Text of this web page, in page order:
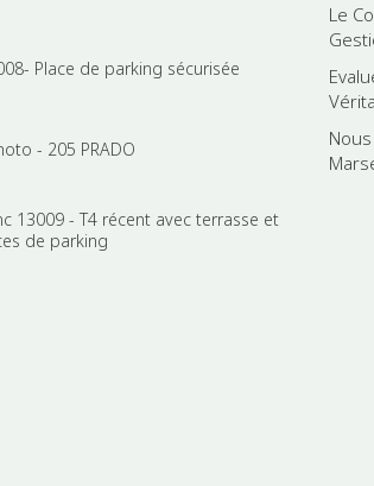
Place de parking sécurisée
- 205 PRADO
13009 - T4 récent avec terrasse et
de parking
Le